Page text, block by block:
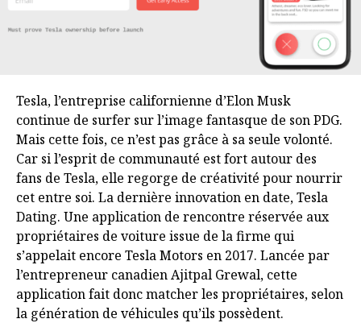
Tesla, l’entreprise californienne d’Elon Musk
continue de surfer sur l’image fantasque de son PDG.
Mais cette fois, ce n’est pas grâce à sa seule volonté.
Car si l’esprit de communauté est fort autour des
fans de Tesla, elle regorge de créativité pour nourrir
cet entre soi. La dernière innovation en date, Tesla
Dating. Une application de rencontre réservée aux
propriétaires de voiture issue de la firme qui
s’appelait encore Tesla Motors en 2017. Lancée par
l’entrepreneur canadien Ajitpal Grewal, cette
application fait donc matcher les propriétaires, selon
la génération de véhicules qu’ils possèdent.